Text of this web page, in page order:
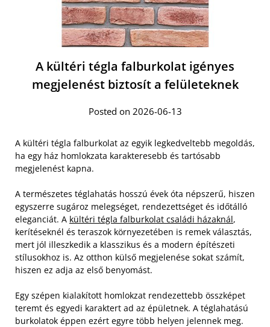
A kültéri tégla falburkolat igényes
megjelenést biztosít a felületeknek
Posted on 2026-06-13
A kültéri tégla falburkolat az egyik legkedveltebb megoldás,
ha egy ház homlokzata karakteresebb és tartósabb
megjelenést kapna.
A természetes téglahatás hosszú évek óta népszerű, hiszen
egyszerre sugároz melegséget, rendezettséget és időtálló
eleganciát. A kültéri tégla falburkolat családi házaknál,
kerítéseknél és teraszok környezetében is remek választás,
mert jól illeszkedik a klasszikus és a modern építészeti
stílusokhoz is. Az otthon külső megjelenése sokat számít,
hiszen ez adja az első benyomást.
Egy szépen kialakított homlokzat rendezettebb összképet
teremt és egyedi karaktert ad az épületnek. A téglahatású
burkolatok éppen ezért egyre több helyen jelennek meg.